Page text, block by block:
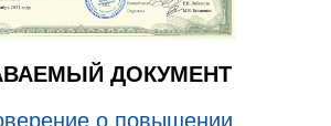
ДОКУМЕНТ
о повышении